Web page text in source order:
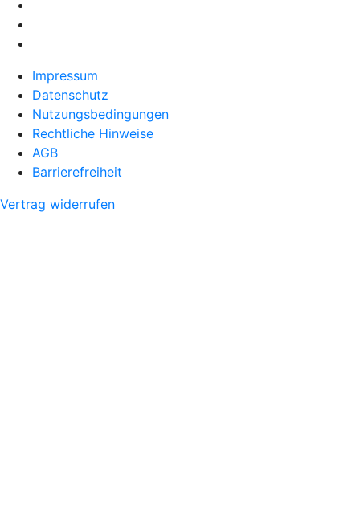
Impressum
Datenschutz
Nutzungsbedingungen
Rechtliche Hinweise
AGB
Barrierefreiheit
Vertrag widerrufen